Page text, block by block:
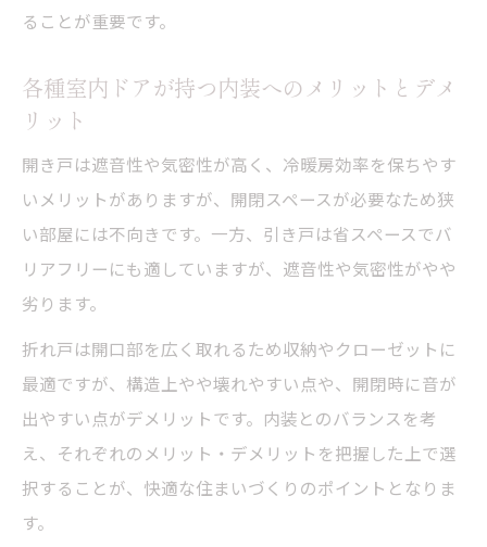
ることが重要です。
各種室内ドアが持つ内装へのメリットとデメ
リット
開き戸は遮音性や気密性が高く、冷暖房効率を保ちやす
いメリットがありますが、開閉スペースが必要なため狭
い部屋には不向きです。一方、引き戸は省スペースでバ
リアフリーにも適していますが、遮音性や気密性がやや
劣ります。
折れ戸は開口部を広く取れるため収納やクローゼットに
最適ですが、構造上やや壊れやすい点や、開閉時に音が
出やすい点がデメリットです。内装とのバランスを考
え、それぞれのメリット・デメリットを把握した上で選
択することが、快適な住まいづくりのポイントとなりま
す。